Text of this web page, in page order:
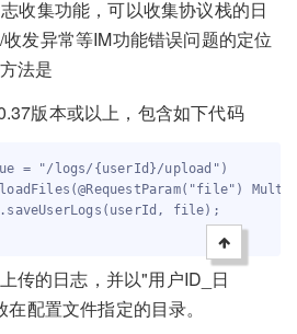
收集功能，可以收集协议栈的日
发异常等IM功能错误问题的定位
法是
版本或以上，包含如下代码
= "/logs/{userId}/upload")
file);
传的日志，并以"用户ID_日
配置文件指定的目录。